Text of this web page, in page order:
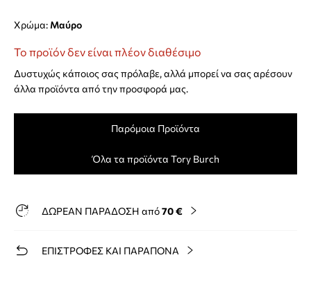
Χρώμα: μαύρο
Το προϊόν δεν είναι πλέον διαθέσιμο
Δυστυχώς κάποιος σας πρόλαβε, αλλά μπορεί να σας αρέσουν
άλλα προϊόντα από την προσφορά μας.
Παρόμοια Προϊόντα
Όλα τα προϊόντα Tory Burch
ΔΩΡΕΑΝ ΠΑΡΑΔΟΣΗ από70 €
ΕΠΙΣΤΡΟΦΕΣ ΚΑΙ ΠΑΡΑΠΟΝΑ